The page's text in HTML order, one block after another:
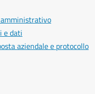
e dati
aziendale e protocollo